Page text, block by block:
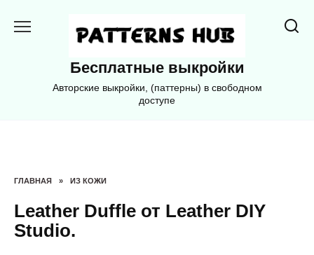
Бесплатные выкройки
Авторские выкройки, (паттерны) в свободном
доступе
ГЛАВНАЯ » ИЗ КОЖИ
Leather Duffle от Leather DIY
Studio.